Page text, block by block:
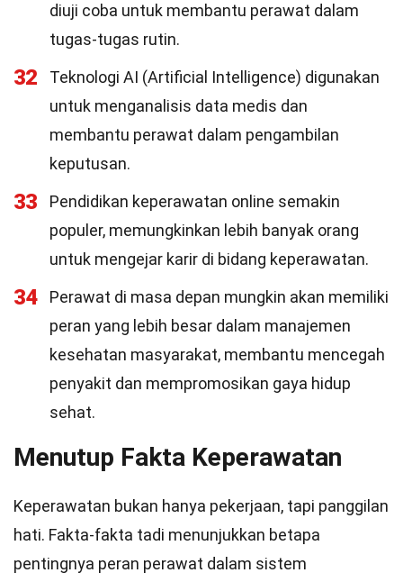
diuji coba untuk membantu perawat dalam
tugas-tugas rutin.
32
Teknologi AI (Artificial Intelligence) digunakan
untuk menganalisis data medis dan
membantu perawat dalam pengambilan
keputusan.
33
Pendidikan keperawatan online semakin
populer, memungkinkan lebih banyak orang
untuk mengejar karir di bidang keperawatan.
34
Perawat di masa depan mungkin akan memiliki
peran yang lebih besar dalam manajemen
kesehatan masyarakat, membantu mencegah
penyakit dan mempromosikan gaya hidup
sehat.
Menutup Fakta Keperawatan
Keperawatan bukan hanya pekerjaan, tapi panggilan
hati. Fakta-fakta tadi menunjukkan betapa
pentingnya peran perawat dalam sistem